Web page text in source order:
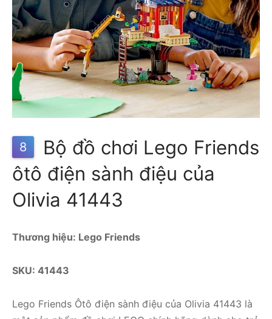
8
Bộ đồ chơi Lego Friends
ôtô điện sành điệu của
Olivia 41443
Thương hiệu: Lego Friends
SKU: 41443
Lego Friends Ôtô điện sành điệu của Olivia 41443 là